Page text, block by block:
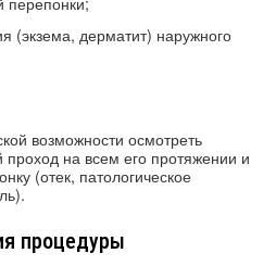
(экзема, дерматит) наружного
возможности осмотреть
проход на всем его протяжении и
(отек, патологическое
процедуры